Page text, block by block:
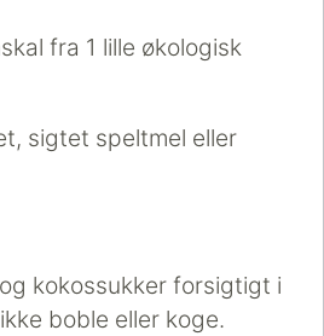
fra 1 lille økologisk
sigtet speltmel eller
kokossukker forsigtigt i
boble eller koge.